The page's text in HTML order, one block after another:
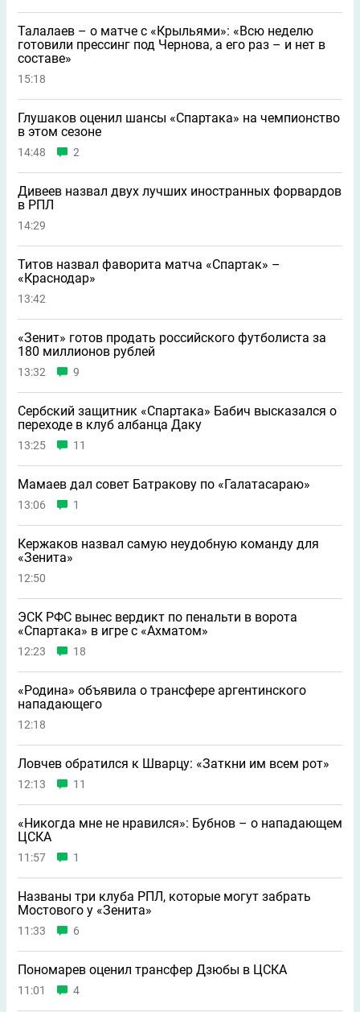
Талалаев – о матче с «Крыльями»: «Всю неделю
готовили прессинг под Чернова, а его раз – и нет в
составе»
15:18
Глушаков оценил шансы «Спартака» на чемпионство
в этом сезоне
14:48 2
Дивеев назвал двух лучших иностранных форвардов
в РПЛ
14:29
Титов назвал фаворита матча «Спартак» –
«Краснодар»
13:42
«Зенит» готов продать российского футболиста за
180 миллионов рублей
13:32 9
Сербский защитник «Спартака» Бабич высказался о
переходе в клуб албанца Даку
13:25 11
Мамаев дал совет Батракову по «Галатасараю»
13:06 1
Кержаков назвал самую неудобную команду для
«Зенита»
12:50
ЭСК РФС вынес вердикт по пенальти в ворота
«Спартака» в игре с «Ахматом»
12:23 18
«Родина» объявила о трансфере аргентинского
нападающего
12:18
Ловчев обратился к Шварцу: «Заткни им всем рот»
12:13 11
«Никогда мне не нравился»: Бубнов – о нападающем
ЦСКА
11:57 1
Названы три клуба РПЛ, которые могут забрать
Мостового у «Зенита»
11:33 6
Пономарев оценил трансфер Дзюбы в ЦСКА
11:01 4